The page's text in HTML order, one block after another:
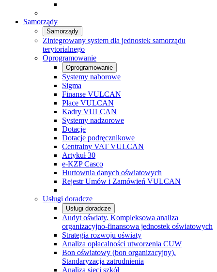
Samorządy
Samorządy
Zintegrowany system dla jednostek samorządu
terytorialnego
Oprogramowanie
Oprogramowanie
Systemy naborowe
Sigma
Finanse VULCAN
Płace VULCAN
Kadry VULCAN
Systemy nadzorowe
Dotacje
Dotacje podręcznikowe
Centralny VAT VULCAN
Artykuł 30
e-KZP Casco
Hurtownia danych oświatowych
Rejestr Umów i Zamówień VULCAN
Usługi doradcze
Usługi doradcze
Audyt oświaty. Kompleksowa analiza
organizacyjno-finansowa jednostek oświatowych
Strategia rozwoju oświaty
Analiza opłacalności utworzenia CUW
Bon oświatowy (bon organizacyjny).
Standaryzacja zatrudnienia
Analiza sieci szkół